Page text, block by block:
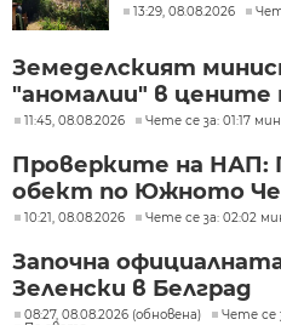
13:29, 08.08.2026
Земеделският
"аномалии" в цените
11:45, 08.08.2026 Чете се за: 01:17
Проверките на НАП:
обект по Южното
10:21, 08.08.2026 Чете се за: 02:02
Започна
Зеленски в Белград
08:27, 08.08.2026 (обновена)
Чете се